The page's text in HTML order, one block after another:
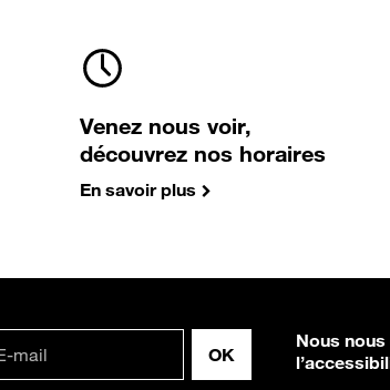
Venez nous voir,
découvrez nos horaires
En savoir plus
Nous